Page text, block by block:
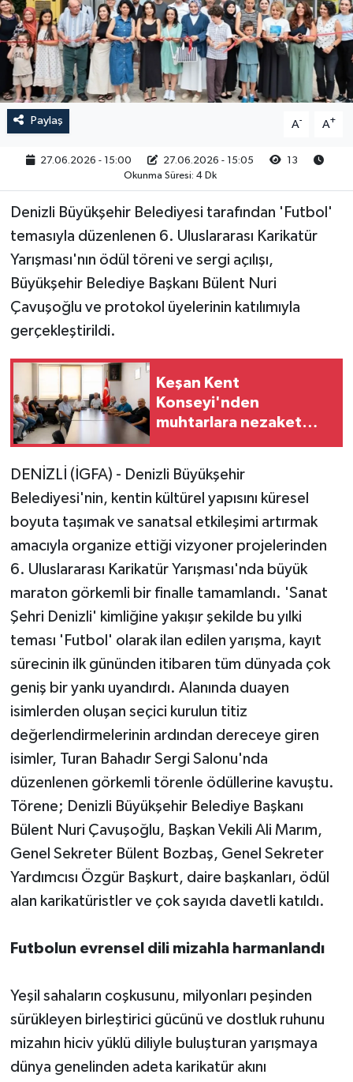
Paylaş A- A+
27.06.2026 - 15:00 27.06.2026 - 15:05
13
Okunma Süresi: 4 Dk
Denizli Büyükşehir Belediyesi tarafından 'Futbol'
temasıyla düzenlenen 6. Uluslararası Karikatür
Yarışması'nın ödül töreni ve sergi açılışı,
Büyükşehir Belediye Başkanı Bülent Nuri
Çavuşoğlu ve protokol üyelerinin katılımıyla
gerçekleştirildi.
Keşan Kent
Konseyi'nden
muhtarlara nezaket
DENİZLİ (İGFA) - Denizli Büyükşehir
Belediyesi'nin, kentin kültürel yapısını küresel
boyuta taşımak ve sanatsal etkileşimi artırmak
amacıyla organize ettiği vizyoner projelerinden
6. Uluslararası Karikatür Yarışması'nda büyük
maraton görkemli bir finalle tamamlandı. 'Sanat
Şehri Denizli' kimliğine yakışır şekilde bu yılki
teması 'Futbol' olarak ilan edilen yarışma, kayıt
sürecinin ilk gününden itibaren tüm dünyada çok
geniş bir yankı uyandırdı. Alanında duayen
isimlerden oluşan seçici kurulun titiz
değerlendirmelerinin ardından dereceye giren
isimler, Turan Bahadır Sergi Salonu'nda
düzenlenen görkemli törenle ödüllerine kavuştu.
Törene; Denizli Büyükşehir Belediye Başkanı
Bülent Nuri Çavuşoğlu, Başkan Vekili Ali Marım,
Genel Sekreter Bülent Bozbaş, Genel Sekreter
Yardımcısı Özgür Başkurt, daire başkanları, ödül
alan karikatüristler ve çok sayıda davetli katıldı.
Futbolun evrensel dili mizahla harmanlandı
Yeşil sahaların coşkusunu, milyonları peşinden
sürükleyen birleştirici gücünü ve dostluk ruhunu
mizahın hiciv yüklü diliyle buluşturan yarışmaya
dünya genelinden adeta karikatür akını
RESMİ İLAN